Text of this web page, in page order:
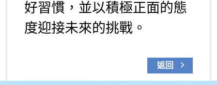
好習慣，並以積極正面的態
度迎接未來的挑戰。
返回